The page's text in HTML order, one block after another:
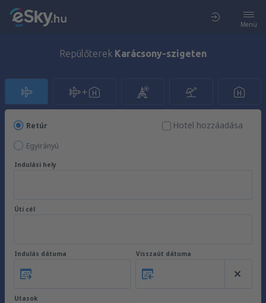
Menü
Repülőterek Karácsony-szigeten
Retúr
Egyirányú
Hotel hozzáadása
Indulási hely
Úti cél
Indulás dátuma Visszaút dátuma
Utasok